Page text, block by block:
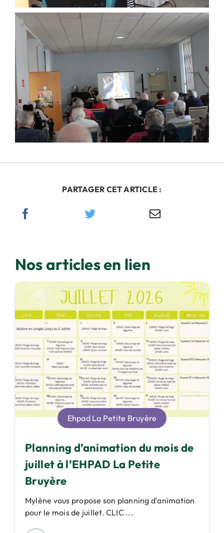
PARTAGER CET ARTICLE :
Nos articles en lien
Ehpad La Petite Bruyère
Planning d’animation du mois de
juillet à l’EHPAD La Petite
Bruyère
Mylène vous propose son planning d'animation
pour le mois de juillet. CLIC ...